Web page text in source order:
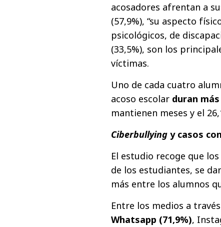
acosadores afrentan a
(57,9%), “su aspecto
psicológicos, de
(33,5%), son los
víctimas.
Uno de cada cuatro
acoso escolar duran
mantienen meses y el
Ciberbullying y casos
El estudio recoge que los
de los estudiantes, se
más entre los alumnos
Entre los medios a
Whatsapp (71,9%),